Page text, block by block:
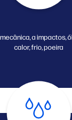
a impactos,
calor, frio, poeira